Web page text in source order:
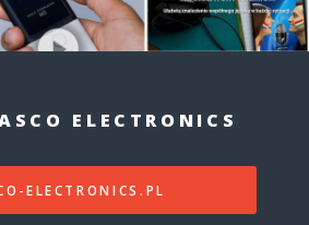
ELECTRONICS
ELECTRONICS.PL